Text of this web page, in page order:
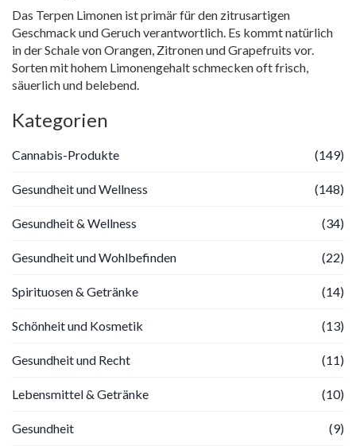
Das Terpen Limonen ist primär für den zitrusartigen
Geschmack und Geruch verantwortlich. Es kommt natürlich
in der Schale von Orangen, Zitronen und Grapefruits vor.
Sorten mit hohem Limonengehalt schmecken oft frisch,
säuerlich und belebend.
Kategorien
Cannabis-Produkte (149)
Gesundheit und Wellness (148)
Gesundheit & Wellness (34)
Gesundheit und Wohlbefinden (22)
Spirituosen & Getränke (14)
Schönheit und Kosmetik (13)
Gesundheit und Recht (11)
Lebensmittel & Getränke (10)
Gesundheit (9)